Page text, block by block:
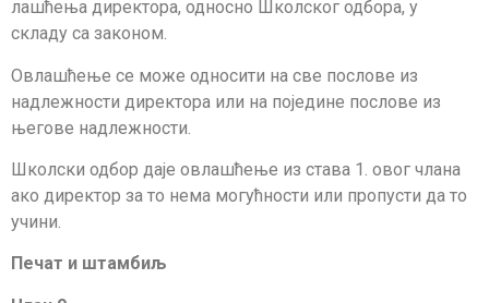
лаш­ћења директора, односно Школског одбора, у
складу са за­ко­ном.
Овлашћење се може односити на све послове из
надлежности директора или на поједине послове из
његове надлежности.
Школски одбор даје овлашћење из става 1. овог члана
ако директор за то нема мо­гућности или пропусти да то
учини.
Печат и штамбиљ